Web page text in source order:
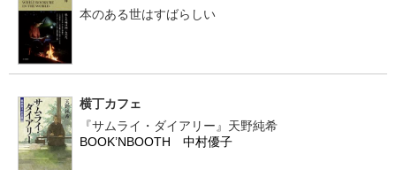
本のある世はすばらしい
横丁カフェ
『サムライ・ダイアリー』天野純希
BOOK’NBOOTH 中村優子